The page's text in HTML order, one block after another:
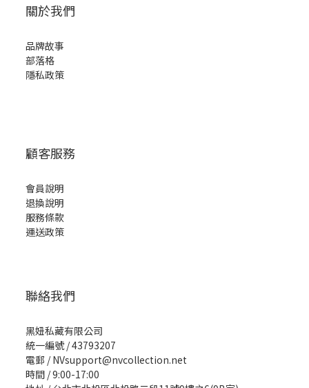
關於我們
品牌故事
部落格
隱私政策
顧客服務
會員說明
退換說明
服務條款
運送政策
聯絡我們
黑妞私藏有限公司
統一編號 / 43793207
電郵 / NVsupport@nvcollection.net
時間 / 9:00-17:00